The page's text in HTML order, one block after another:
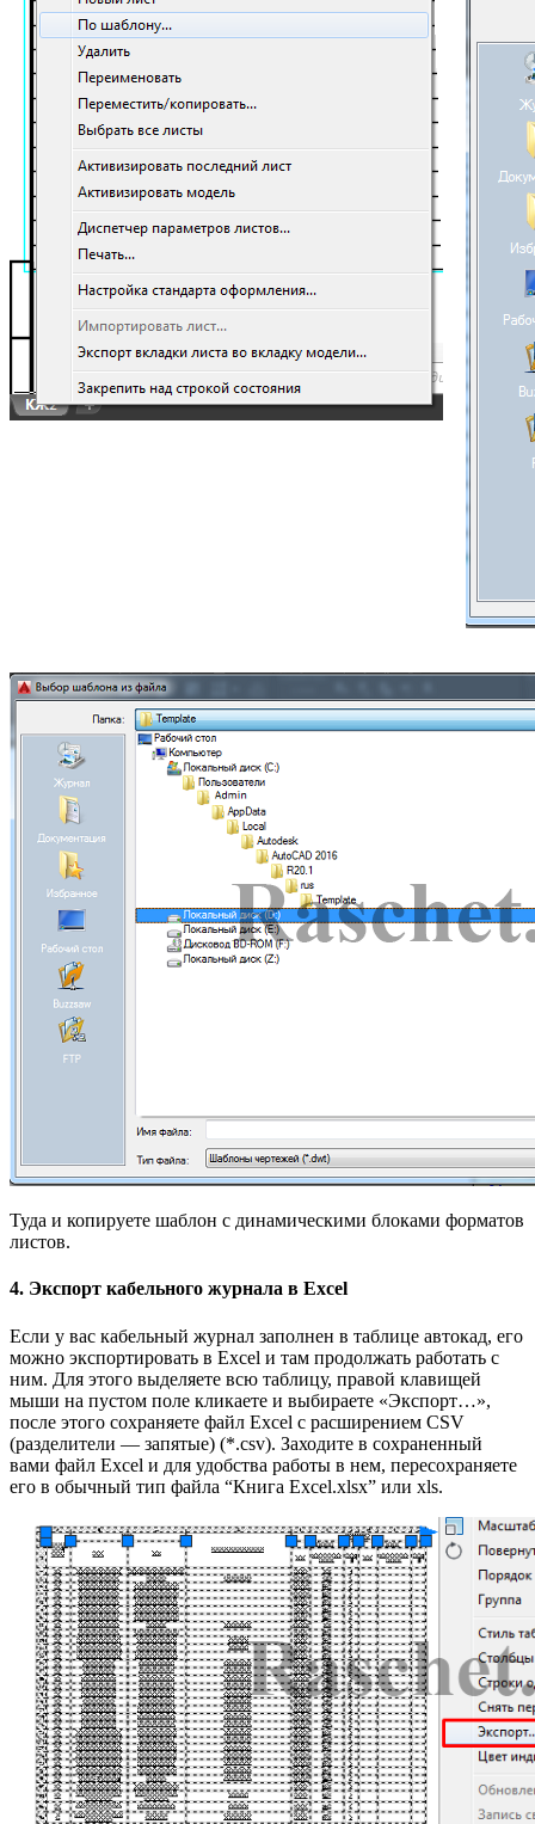
Туда и копируете шаблон с динамическими блоками форматов
листов.
4. Экспорт кабельного журнала в Excel
Если у вас кабельный журнал заполнен в таблице автокад, его
можно экспортировать в Excel и там продолжать работать с
ним. Для этого выделяете всю таблицу, правой клавищей
мыши на пустом поле кликаете и выбираете «Экспорт…»,
после этого сохраняете файл Excel с расширением CSV
(разделители — запятые) (*.csv). Заходите в сохраненный
вами файл Excel и для удобства работы в нем, пересохраняете
его в обычный тип файла “Книга Excel.xlsx” или xls.